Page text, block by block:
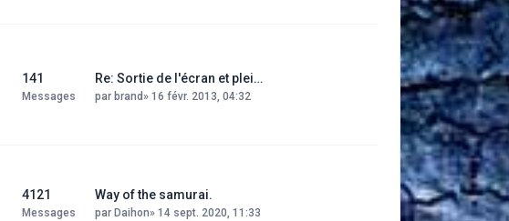
141
Messages
Re: Sortie de l'écran et plei…
par brand» 16 févr. 2013, 04:32
4121
Messages
Way of the samurai.
par Daihon» 14 sept. 2020, 11:33